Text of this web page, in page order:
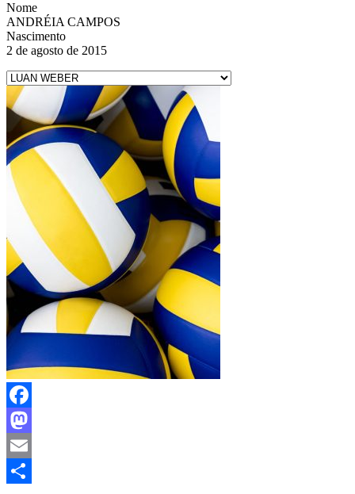
Nome
ANDRÉIA CAMPOS
Nascimento
2 de agosto de 2015
Facebook
Mastodon
Email